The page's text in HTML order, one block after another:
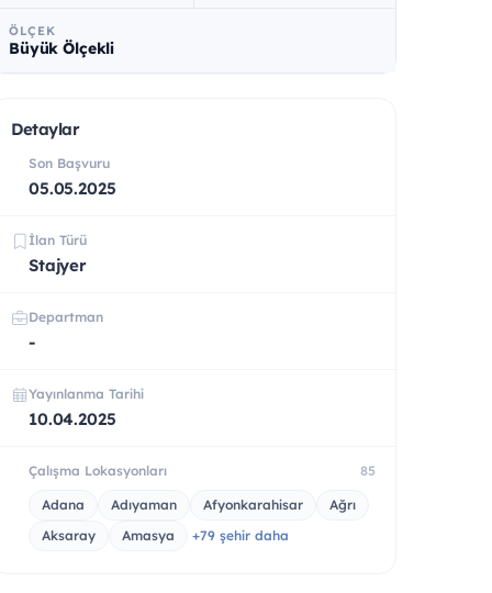
ÖLÇEK
Büyük Ölçekli
Detaylar
Son Başvuru
05.05.2025
İlan Türü
Stajyer
Departman
-
Yayınlanma Tarihi
10.04.2025
Çalışma Lokasyonları 85
Adana Adıyaman Afyonkarahisar
Ağrı
Aksaray
Amasya +79 şehir daha